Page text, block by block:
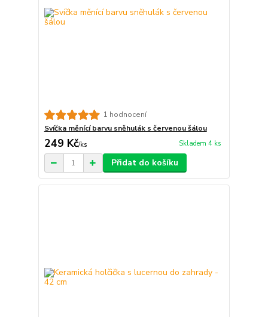
1 hodnocení
Svíčka měnící barvu sněhulák s červenou šálou
249 Kč/ks Skladem 4 ks
Přidat do košíku